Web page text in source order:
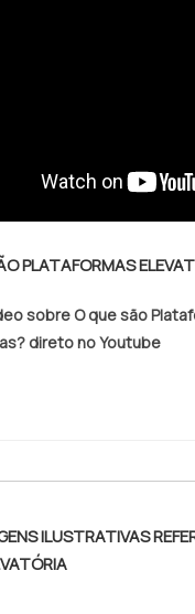
com
garantem o
PLATAFORMAS
sobre O que são
direto no Youtube
ILUSTRATIVAS